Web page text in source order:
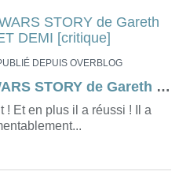
DEPUIS OVERBLOG
ROGUE ONE : A STAR WARS STORY de Gareth Edwards, STAR WARS 3 ET DEMI [critique]
! Et en plus il a réussi ! Il a